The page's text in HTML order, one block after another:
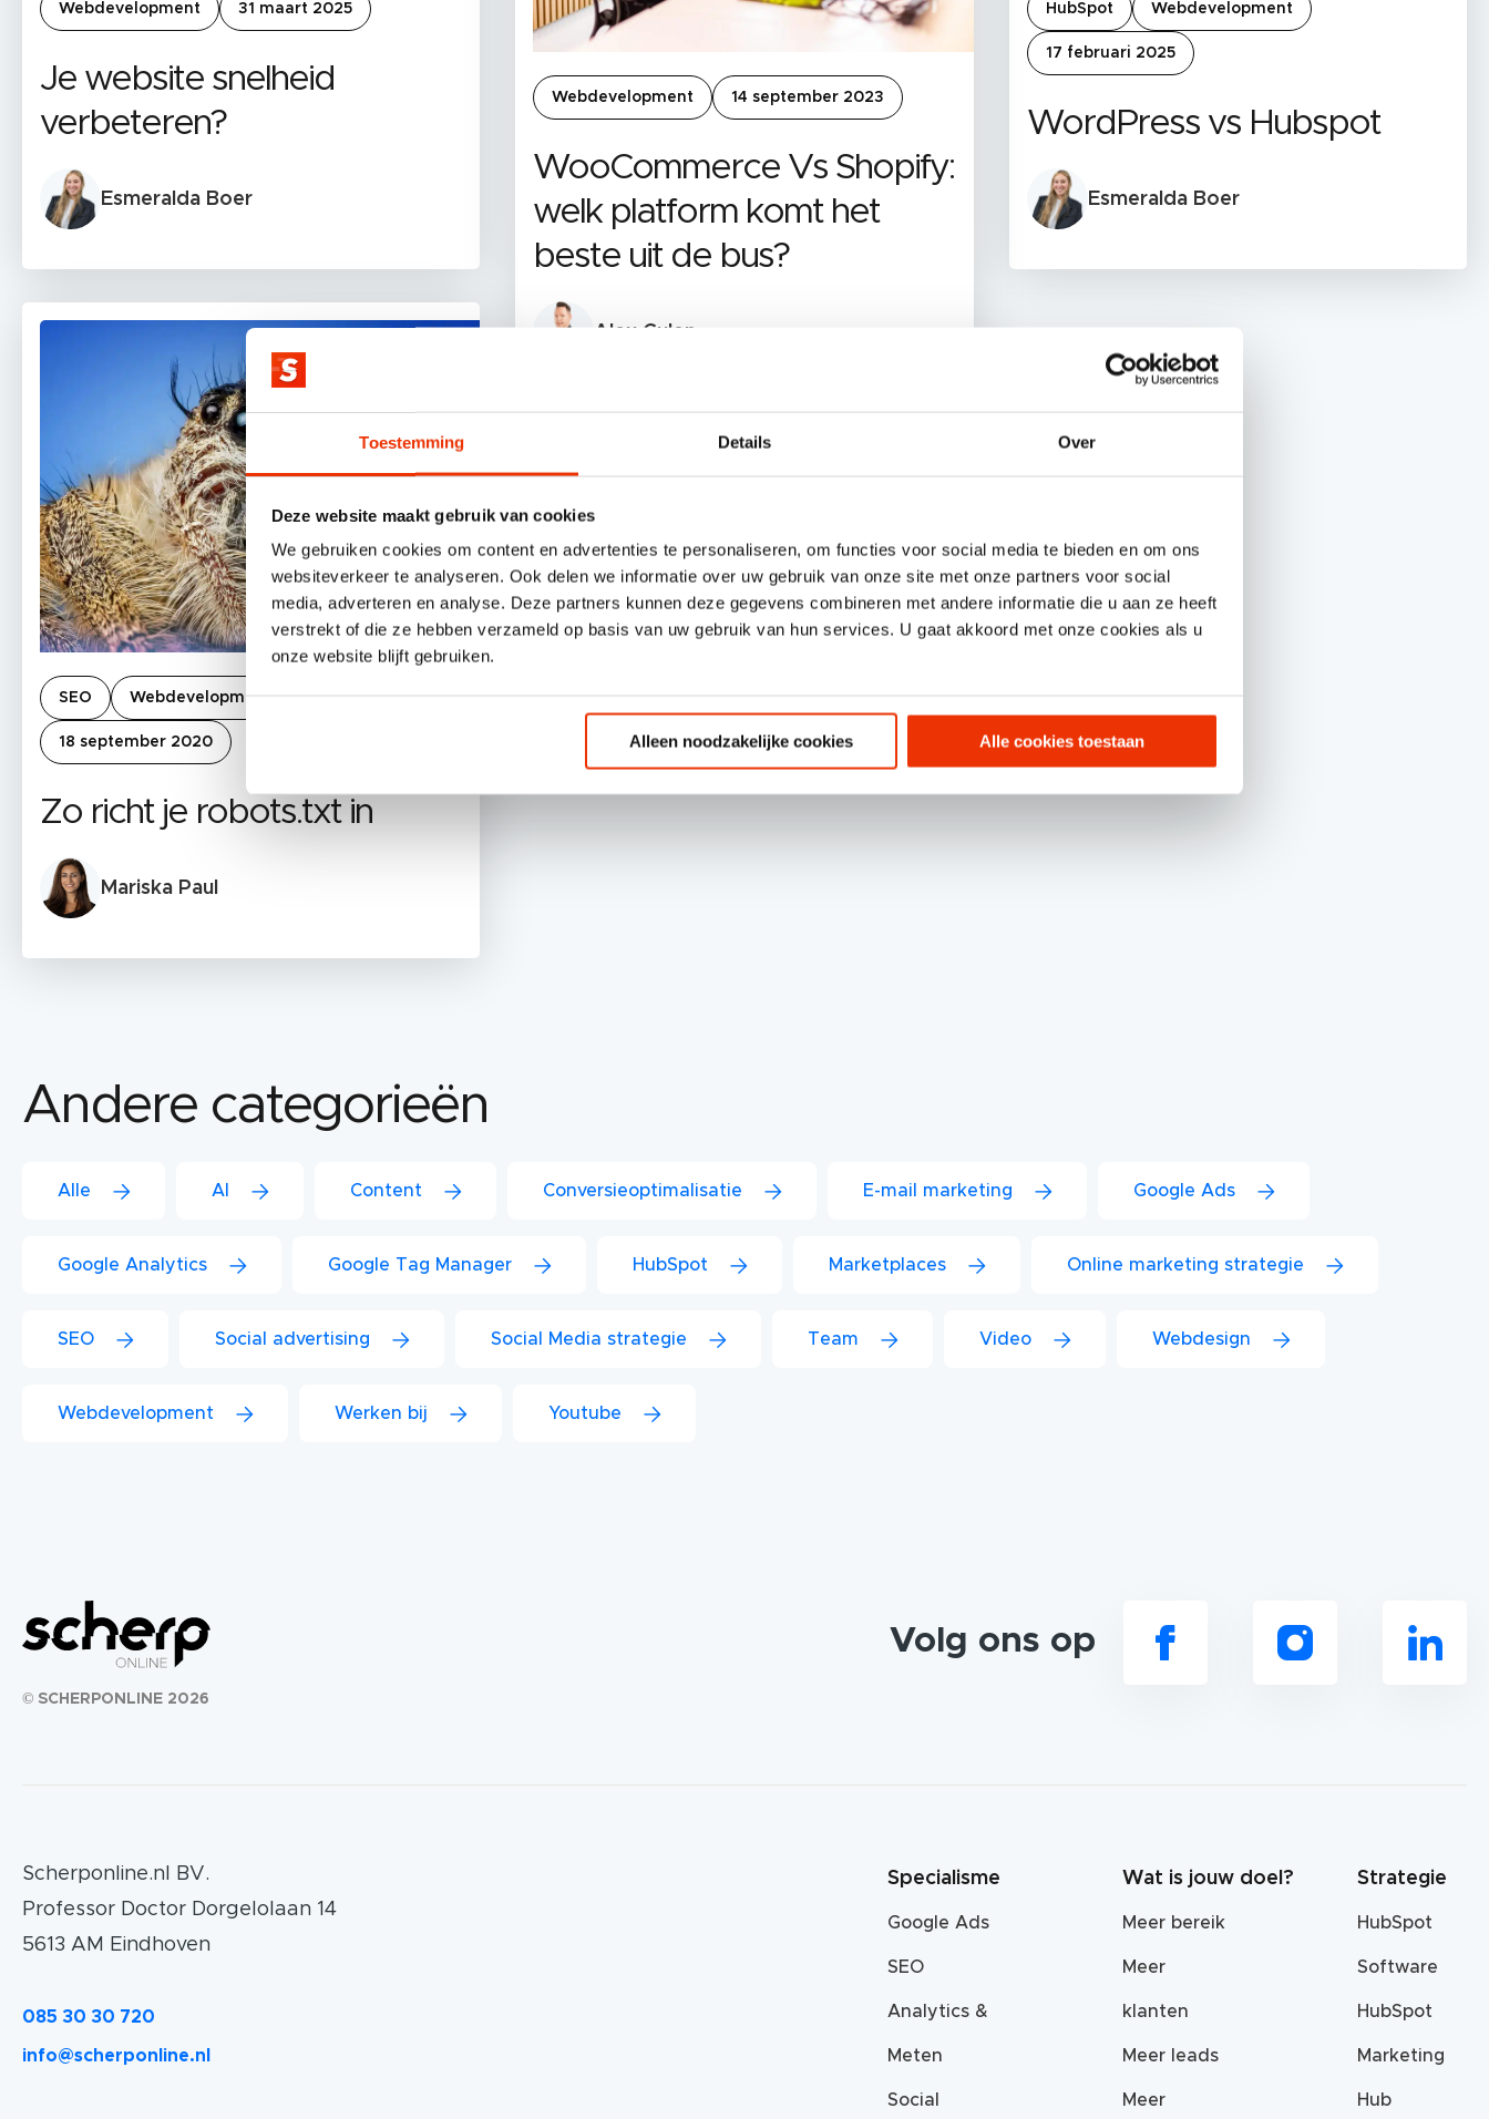
Toestemming Details Over
Deze website maakt gebruik van cookies
We gebruiken cookies om content en advertenties te personaliseren, om functies voor social media te bieden en om ons
websiteverkeer te analyseren. Ook delen we informatie over uw gebruik van onze site met onze partners voor social
media, adverteren en analyse. Deze partners kunnen deze gegevens combineren met andere informatie die u aan ze heeft
verstrekt of die ze hebben verzameld op basis van uw gebruik van hun services. U gaat akkoord met onze cookies als u
onze website blijft gebruiken.
Alleen noodzakelijke cookies Alle cookies toestaan
Webdevelopment 31 maart 2025
Je website snelheid
verbeteren?
Esmeralda Boer
HubSpot Webdevelopment
17 februari 2025
WordPress vs Hubspot
Esmeralda Boer
Webdevelopment 14 september 2023
WooCommerce Vs Shopify:
welk platform komt het
beste uit de bus?
Alex Gulen
SEO Webdevelopment
18 september 2020
Zo richt je robots.txt in
Mariska Paul
Andere categorieën
Alle AI Content Conversieoptimalisatie E-mail marketing Google Ads
Google Analytics Google Tag Manager HubSpot Marketplaces Online marketing strategie
SEO Social advertising Social Media strategie Team Video Webdesign
Webdevelopment Werken bij Youtube
© SCHERPONLINE 2026
Volg ons op
Scherponline.nl BV.
Professor Doctor Dorgelolaan 14
5613 AM Eindhoven
085 30 30 720
info@scherponline.nl
Specialisme
Google Ads
SEO
Analytics &
Meten
Social
Wat is jouw doel?
Meer bereik
Meer
klanten
Meer leads
Meer
Strategie
HubSpot
Software
HubSpot
Marketing
Hub